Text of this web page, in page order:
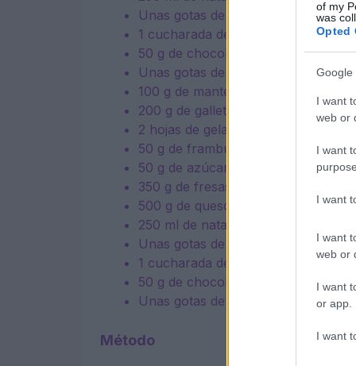
of my
was
Opted
Google
I want
web or
I want
I want
I want
web or
I want
or app.
I want
Unas gotas de colorante
1 cucharada de pasta de vainilla
50 g de chocolate blanco fundido
Unas gotas de extracto de limón
100 g de mantequilla derretida y
200 g de galletas digestivas
2 hojas de gelatina
50 g de frambuesas
50 g de azúcar en polvo, más 2
350 g de fresas
500 g de queso de pasta blanda
250 ml de nata doble
Unas gotas de colorante
1 cucharada de pasta de vainilla
50 g de chocolate blanco fundido
Unas gotas de extracto de limón
Método